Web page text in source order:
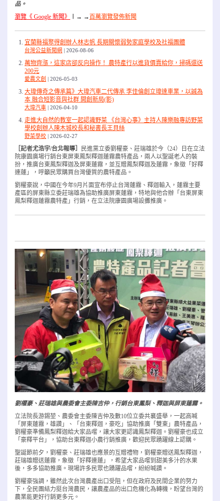
品。
瀏覽《 Google 新聞》
→ → 百萬瀏覽發佈新聞
宜蘭縣福聚得創辦人林志帆 長期關懷弱勢家庭學校及社福團體
台灣公益新聞網 2026-08-06
萬物齊漲，這家店卻反向操作！ 農特產行以進貨價賣給你，掃碼還送
200元
愛農文創 2026-05-03
大瑋傳奇之傳承篇》大瑋汽車二代傳承 李佳倫創立瑋達車業，以誠為
本 融合短影音與社群 開創新局(影)
大瑋汽車 2026-04-10
走進大自然的教室一起認識野菜 《台灣心事》主持人陳樂融專訪野菜
學校創辦人陳木城校長和秘書長王貝絲
野菜學校 2026-02-27
［記者尤浩宇/台北報導］
民進黨立委劉櫂豪、莊瑞雄於今（24）日在立法
院康園廣場行銷台東屏東鳳梨釋迦蓮霧農特產品，兩人以聖誕老人的裝
扮，推廣台東鳳梨釋迦及屏東蓮霧，並互贈鳳梨釋迦及蓮霧，象徵「好釋
連蓮」，呼籲民眾購買台灣優質的農特產品。
劉櫂豪說，中國在今年9月片面宣布停止台灣蓮霧、釋迦輸入，蓮霧主要
產區的屏東縣立委莊瑞雄為協助推廣屏東蓮霧，特地與他合辦「台東屏東
鳳梨釋迦蓮霧農特產」行銷，在立法院康園廣場設攤推廣。
劉櫂豪、莊瑞雄與農委會主委陳吉仲，行銷台東鳳梨、釋迦與屏東蓮霧。
立法院長游錫堃、農委會主委陳吉仲及數10位立委共襄盛舉，一起高喊
「屏東蓮霧，雄讚」、「台東釋迦，豪吃」協助推廣「雙東」農特產品，
劉櫂豪準備鳳梨釋迦給大家品嚐，讓大家更認識鳳梨釋迦。劉櫂豪也成立
「豪釋平台」，協助台東釋迦小農行銷推廣，歡迎民眾踴躍線上認購。
聖誕節前夕，劉櫂豪、莊瑞雄也應景的互贈禮物，劉櫂豪贈送鳳梨釋迦，
莊瑞雄贈送蓮霧，象徵「好釋連蓮」，希望大家品嚐到甜美多汁的水果
後，多多協助推廣。現場許多民眾也踴躍品嚐，紛紛喊讚。
劉櫂豪強調，雖然此次台灣農產出口受阻，但在政府及民間企業的努力
下，全民團結力挺台灣農民，讓農產品的出口危機化為轉機，盼望台灣的
農業能更好行銷更多元。